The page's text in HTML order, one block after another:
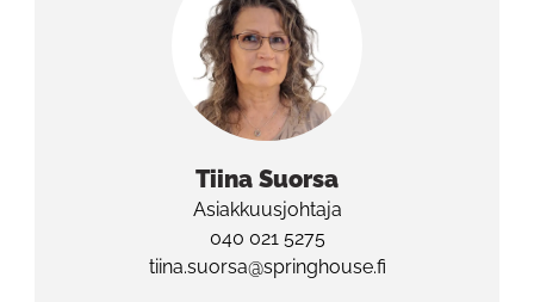
Tiina Suorsa
Asiakkuusjohtaja
040 021 5275
tiina.suorsa@springhouse.fi